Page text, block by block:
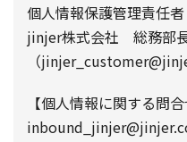
個人情報保護管理責任者
jinjer株式会社 総務部
（
【個人情報に関する問合